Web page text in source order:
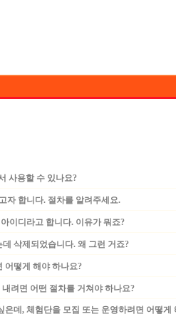
사용할 수 있나요?
자 합니다. 절차를 알려주세요.
이디라고 합니다. 이유가 뭐죠?
삭제되었습니다. 왜 그런 거죠?
어떻게 해야 하나요?
려면 어떤 절차를 거쳐야 하나요?
데, 체험단을 모집 또는 운영하려면 어떻게